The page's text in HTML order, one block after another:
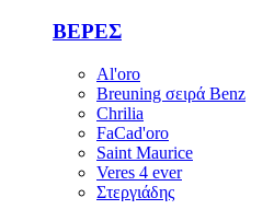
ΒΕΡΕΣ
Al'oro
Breuning σειρά Benz
Chrilia
FaCad'oro
Saint Maurice
Veres 4 ever
Στεργιάδης